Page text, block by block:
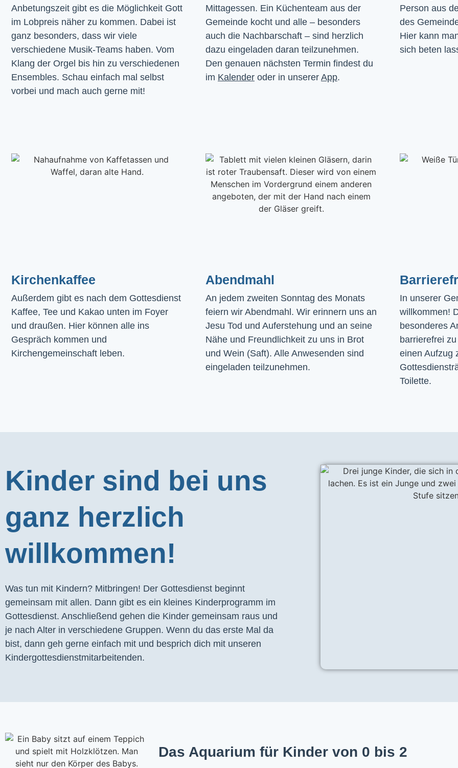
Anbetungszeit gibt es die Möglichkeit Gott
im Lobpreis näher zu kommen. Dabei ist
ganz besonders, dass wir viele
verschiedene Musik-Teams haben. Vom
Klang der Orgel bis hin zu verschiedenen
Ensembles. Schau einfach mal selbst
vorbei und mach auch gerne mit!
Mittagessen. Ein Küchenteam aus der
Gemeinde kocht und alle – besonders
auch die Nachbarschaft – sind herzlich
dazu eingeladen daran teilzunehmen.
Den genauen nächsten Termin findest du
im Kalender oder in unserer App.
Person aus
des
Hier kann
sich beten
Kirchenkaffee
Außerdem gibt es nach dem Gottesdienst
Kaffee, Tee und Kakao unten im Foyer
und draußen. Hier können alle ins
Gespräch kommen und
Kirchengemeinschaft leben.
Abendmahl​
An jedem zweiten Sonntag des Monats
feiern wir Abendmahl. Wir erinnern uns an
Jesu Tod und Auferstehung und an seine
Nähe und Freundlichkeit zu uns in Brot
und Wein (Saft). Alle Anwesenden sind
eingeladen teilzunehmen.
In unserer
willkommen!
besonderes
barrierefrei
einen Aufzug
Toilette.
Kinder sind bei uns
ganz herzlich
willkommen!
Was tun mit Kindern? Mitbringen! Der Gottesdienst beginnt
gemeinsam mit allen. Dann gibt es ein kleines Kinderprogramm im
Gottesdienst. Anschließend gehen die Kinder gemeinsam raus und
je nach Alter in verschiedene Gruppen. Wenn du das erste Mal da
bist, dann geh gerne einfach mit und besprich dich mit unseren
Kindergottesdienstmitarbeitenden.
Das Aquarium für Kinder von 0 bis 2